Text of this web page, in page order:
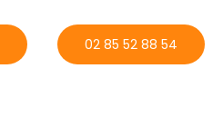
02 85 52 88 54